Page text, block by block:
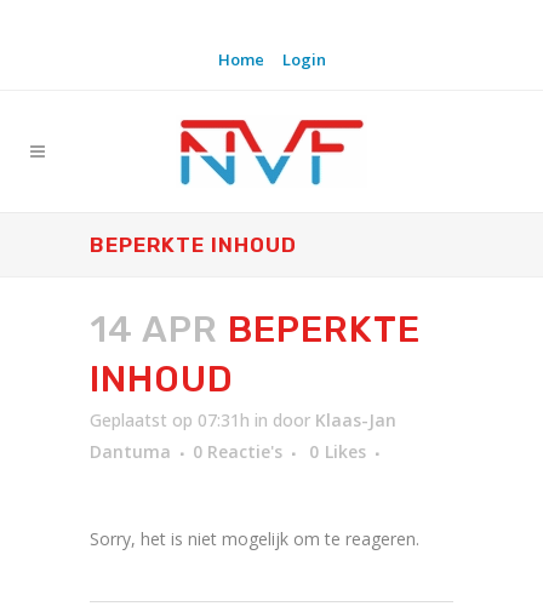
Home Login
BEPERKTE INHOUD
14 APR BEPERKTE
INHOUD
Geplaatst op 07:31h in door Klaas-Jan
Dantuma
0 Reactie's 0 Likes
Sorry, het is niet mogelijk om te reageren.